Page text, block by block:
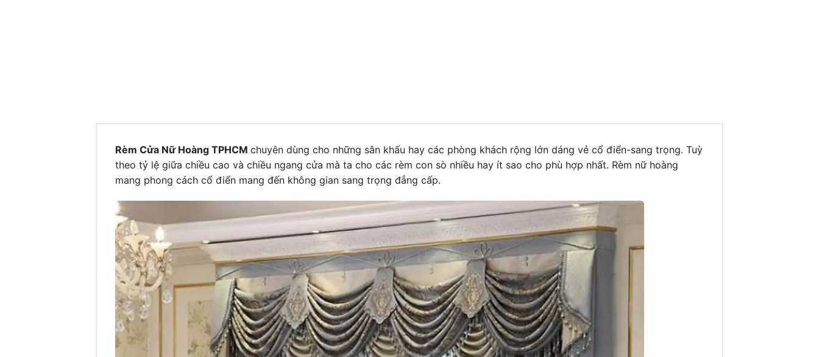
Rèm Cửa Nữ Hoàng TPHCM chuyên dùng cho những sân khấu hay các phòng khách rộng lớn dáng vẻ cổ điển-sang trọng. Tuỳ
theo tỷ lệ giữa chiều cao và chiều ngang cửa mà ta cho các rèm con sò nhiều hay ít sao cho phù hợp nhất. Rèm nữ hoàng
mang phong cách cổ điển mang đến không gian sang trọng đẳng cấp.